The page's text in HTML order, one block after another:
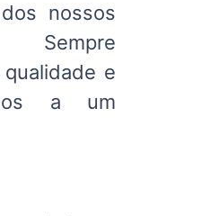
nossos
Sempre
e
os a um